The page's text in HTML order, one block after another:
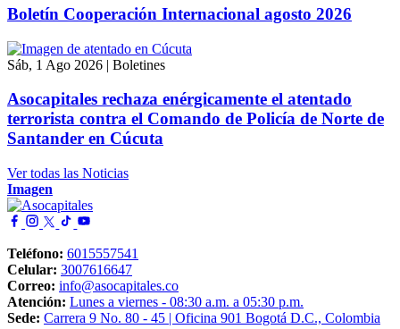
Boletín Cooperación Internacional agosto 2026
Sáb, 1 Ago 2026 | Boletines
Asocapitales rechaza enérgicamente el atentado
terrorista contra el Comando de Policía de Norte de
Santander en Cúcuta
Ver todas las Noticias
Imagen
Teléfono: 6015557541
Celular: 3007616647
Correo: info@asocapitales.co
Atención: Lunes a viernes - 08:30 a.m. a 05:30 p.m.
Sede: Carrera 9 No. 80 - 45 | Oficina 901 Bogotá D.C., Colombia